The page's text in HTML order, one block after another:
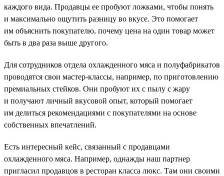
каждого вида. Продавцы ее пробуют ложками, чтобы понять
и максимально ощутить разницу во вкусе. Это помогает
им объяснить покупателю, почему цена на один товар может
быть в два раза выше другого.
Для сотрудников отдела охлажденного мяса и полуфабрикатов
проводятся свои мастер-классы, например, по приготовлению
премиальных стейков. Они пробуют их с пылу с жару
и получают личный вкусовой опыт, который помогает
им делиться рекомендациями с покупателями на основе
собственных впечатлений.
Есть интересный кейс, связанный с продавцами
охлажденного мяса. Например, однажды наш партнер
пригласил продавцов в ресторан класса люкс. Там они своими